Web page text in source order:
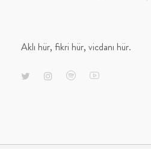
Aklı hür, fikri hür, vicdanı hür.